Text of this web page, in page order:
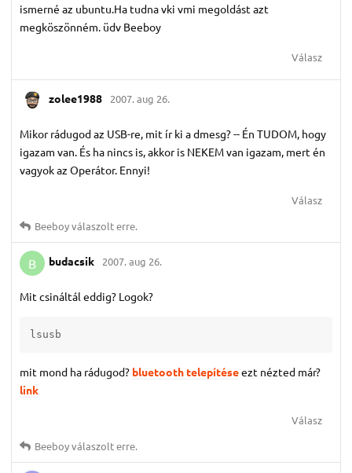
ismerné az ubuntu.Ha tudna vki vmi megoldást azt
megköszönném. üdv Beeboy
Válasz
zolee1988 2007. aug 26.
Mikor rádugod az USB-re, mit ír ki a dmesg? -- Én TUDOM, hogy
igazam van. És ha nincs is, akkor is NEKEM van igazam, mert én
vagyok az Operátor. Ennyi!
Válasz
Beeboyválaszolt erre.
B budacsik 2007. aug 26.
Mit csináltál eddig? Logok?
lsusb
mit mond ha rádugod? bluetooth telepítéseezt nézted már?
link
Válasz
Beeboyválaszolt erre.